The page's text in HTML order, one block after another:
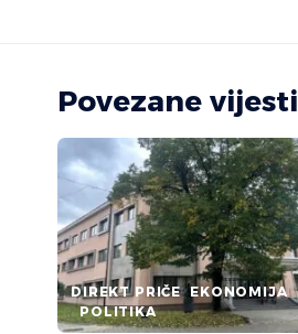
Povezane vijesti
DIREKT PRIČE EKONOMIJA
POLITIKA